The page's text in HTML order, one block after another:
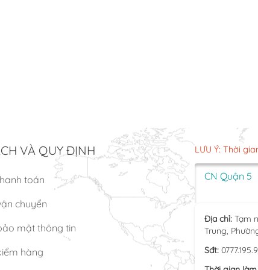
VÀ QUY ĐỊNH
toán
chuyển
mật thông tin
hàng
LƯU Ý: Thời
CN Quận 5
Địa chỉ: Tạm
Trung,
Sđt: